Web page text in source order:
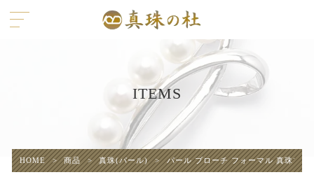
ITEMS
HOME > 商品 > 真珠(パール) > パール ブローチ フォーマル 真珠ブ